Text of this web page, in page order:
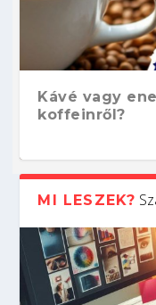
Kávé vagy
koffeinről?
MI LESZEK?